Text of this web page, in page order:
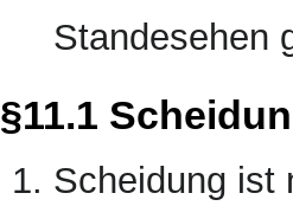
Standesehen
§11.1
Scheidung ist